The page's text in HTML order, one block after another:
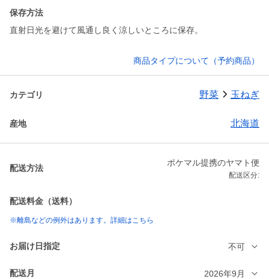
保存方法
直射日光を避けて風通し良く涼しいところに保存。
商品タイプについて（予約商品）
カテゴリ 野菜 玉ねぎ
産地 北海道
配送方法
ポケマル提携のヤマト便
配送区分:
配送料金（送料）
※離島などの例外はあります。詳細はこちら
お届け日指定 不可
配送月 2026年9月